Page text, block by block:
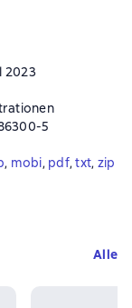
2023
5
, mobi, pdf, txt, zip
Alle